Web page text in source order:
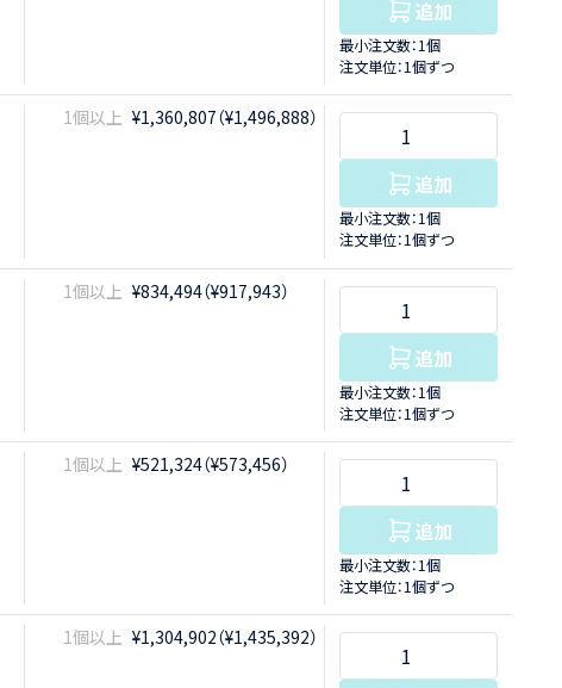
追加
最小注文数：1個
注文単位：1個ずつ
1個以上 ¥1,360,807（¥1,496,888）
追加
最小注文数：1個
注文単位：1個ずつ
1個以上 ¥834,494（¥917,943）
追加
最小注文数：1個
注文単位：1個ずつ
1個以上 ¥521,324（¥573,456）
追加
最小注文数：1個
注文単位：1個ずつ
1個以上 ¥1,304,902（¥1,435,392）